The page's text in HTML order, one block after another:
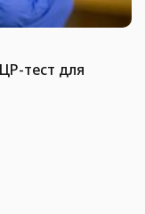
тест для